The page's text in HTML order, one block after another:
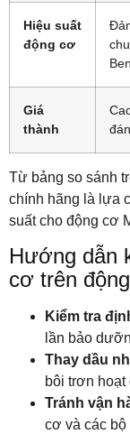
Hiệu suất
động cơ
Giá
thành
Từ bảng so sánh
chính hãng là lựa
suất cho động cơ
Hướng dẫn
cơ trên
Kiểm tra
lần bảo
Thay dầu
bôi trơn hoạt
Tránh vận
cơ và các bộ